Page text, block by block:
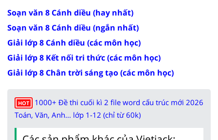
Soạn văn 8 Cánh diều (hay nhất)
Soạn văn 8 Cánh diều (ngắn nhất)
Giải lớp 8 Cánh diều (các môn học)
Giải lớp 8 Kết nối tri thức (các môn học)
Giải lớp 8 Chân trời sáng tạo (các môn học)
HOT
1000+ Đề thi cuối kì 2 file word cấu trúc mới 2026
Toán, Văn, Anh... lớp 1-12 (chỉ từ 60k)